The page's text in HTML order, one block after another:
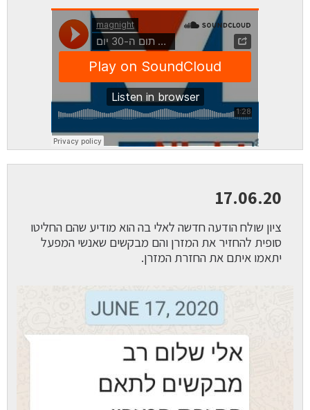
17.06.20
ציון שולח הודעה חדשה לאלי בה הוא מודיע שהם החליטו
סופית להחזיר את המזרן והם מבקשים שאנשי המפעל
יתאמו איתם את החזרת המזרן.